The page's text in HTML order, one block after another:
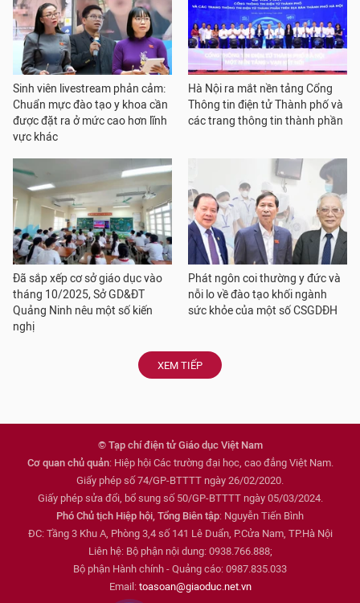
Sinh viên livestream phản cảm:
Chuẩn mực đào tạo y khoa cần
được đặt ra ở mức cao hơn lĩnh
vực khác
Hà Nội ra mắt nền tảng Cổng
Thông tin điện tử Thành phố và
các trang thông tin thành phần
Đã sắp xếp cơ sở giáo dục vào
tháng 10/2025, Sở GD&ĐT
Quảng Ninh nêu một số kiến
nghị
Phát ngôn coi thường y đức và
nỗi lo về đào tạo khối ngành
sức khỏe của một số CSGDĐH
XEM TIẾP
© Tạp chí điện tử Giáo dục Việt Nam
Cơ quan chủ quản: Hiệp hội Các trường đại học, cao đẳng Việt Nam.
Giấy phép số 74/GP-BTTTT ngày 26/02/2020.
Giấy phép sửa đổi, bổ sung số 50/GP-BTTTT ngày 05/03/2024.
Phó Chủ tịch Hiệp hội, Tổng Biên tập: Nguyễn Tiến Bình
ĐC: Tầng 3 Khu A, Phòng 3,4 số 141 Lê Duẩn, P.Cửa Nam, TP.Hà Nội
Liên hệ: Bộ phận nội dung: 0938.766.888;
Bộ phận Hành chính - Quảng cáo: 0987.835.033
Email: toasoan@giaoduc.net.vn